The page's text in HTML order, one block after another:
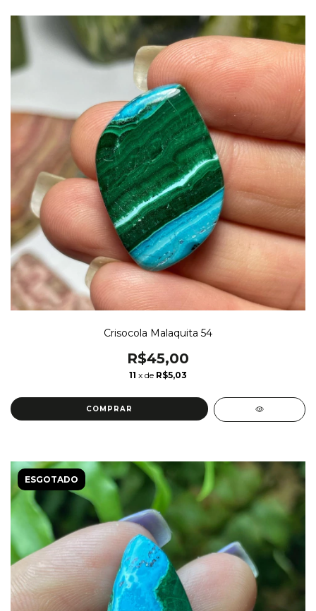
Crisocola Malaquita 54
R$45,00
11 x de R$5,03
ESGOTADO